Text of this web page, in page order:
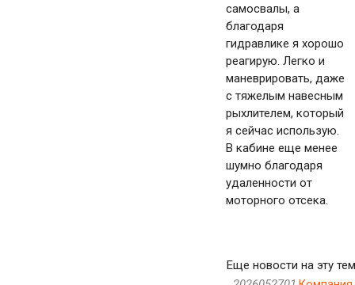
самосвалы, а
благодаря
гидравлике я хорошо
реагирую. Легко и
маневрировать, даже
с тяжелым навесным
рыхлителем, который
я сейчас использую.
В кабине еще менее
шумно благодаря
удаленности от
моторного отсека.
Еще новости на эту